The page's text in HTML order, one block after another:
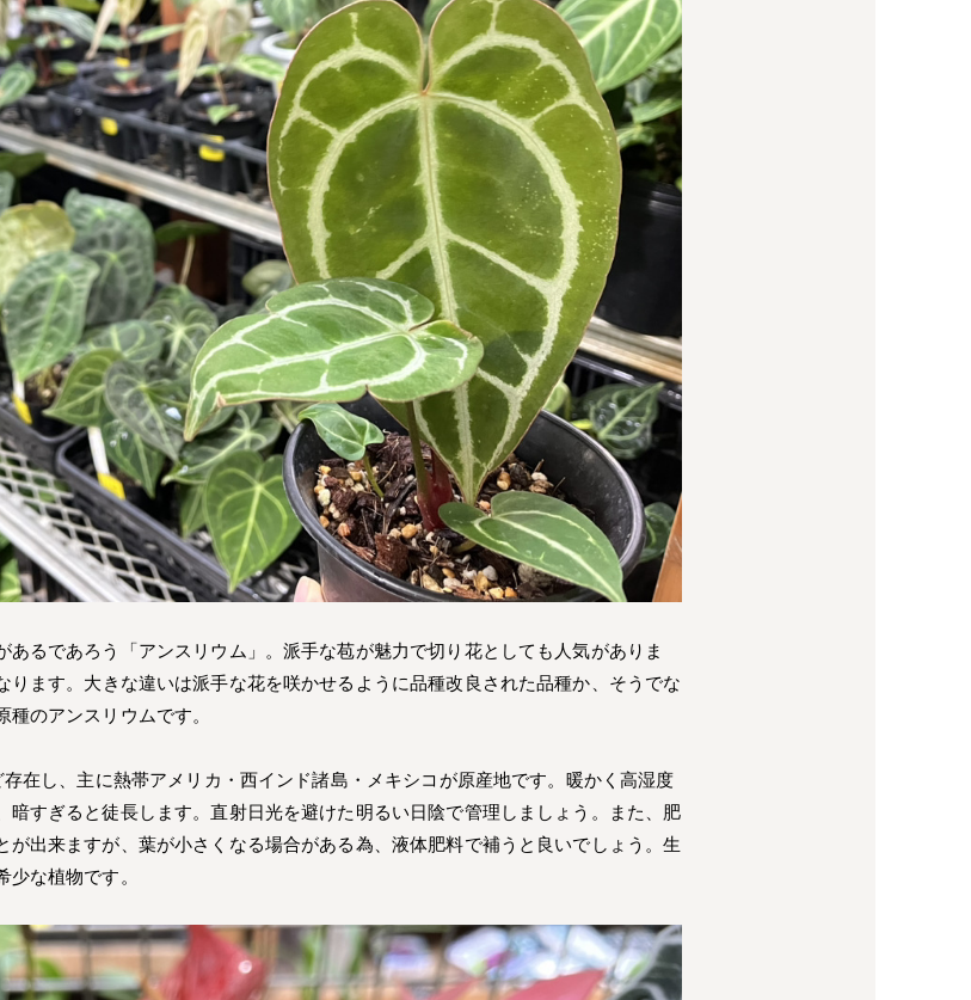
るであろう「アンスリウム」。派手な苞が魅力で切り花としても人気がありま
ります。大きな違いは派手な花を咲かせるように品種改良された品種か、そうでな
のアンスリウムです。
在し、主に熱帯アメリカ・西インド諸島・メキシコが原産地です。暖かく高湿度
すぎると徒長します。直射日光を避けた明るい日陰で管理しましょう。また、肥
出来ますが、葉が小さくなる場合がある為、液体肥料で補うと良いでしょう。生
な植物です。